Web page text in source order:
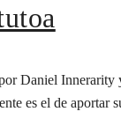
Daniel Innerarity
es el de aportar